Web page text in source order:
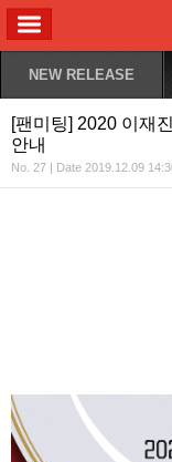
NEW RELEASE
[팬미팅] 2020 이재
안내
No. 27 | Date 2019.12.09